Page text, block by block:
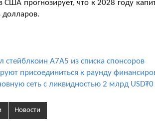
США прогнозирует, что к 2028 году
долларов.
стейблкоин A7A5 из списка спонсоров
присоединиться к раунду
сеть с ликвидностью 2 млрд USD₮0
Новости